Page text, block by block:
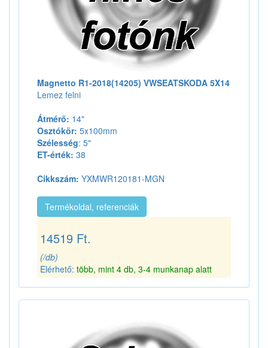
Magnetto R1-2018(14205) VWSEATSKODA 5X14
Lemez felni
Átmérő: 14"
Osztókör: 5x100mm
Szélesség: 5"
ET-érték: 38
Cikkszám: YXMWR120181-MGN
Termékoldal, referenciák
14519 Ft.
(/db)
Elérhető: több, mint 4 db, 3-4 munkanap alatt